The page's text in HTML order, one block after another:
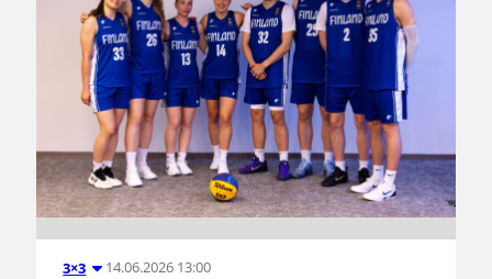
3×3 14.06.2026 13:00